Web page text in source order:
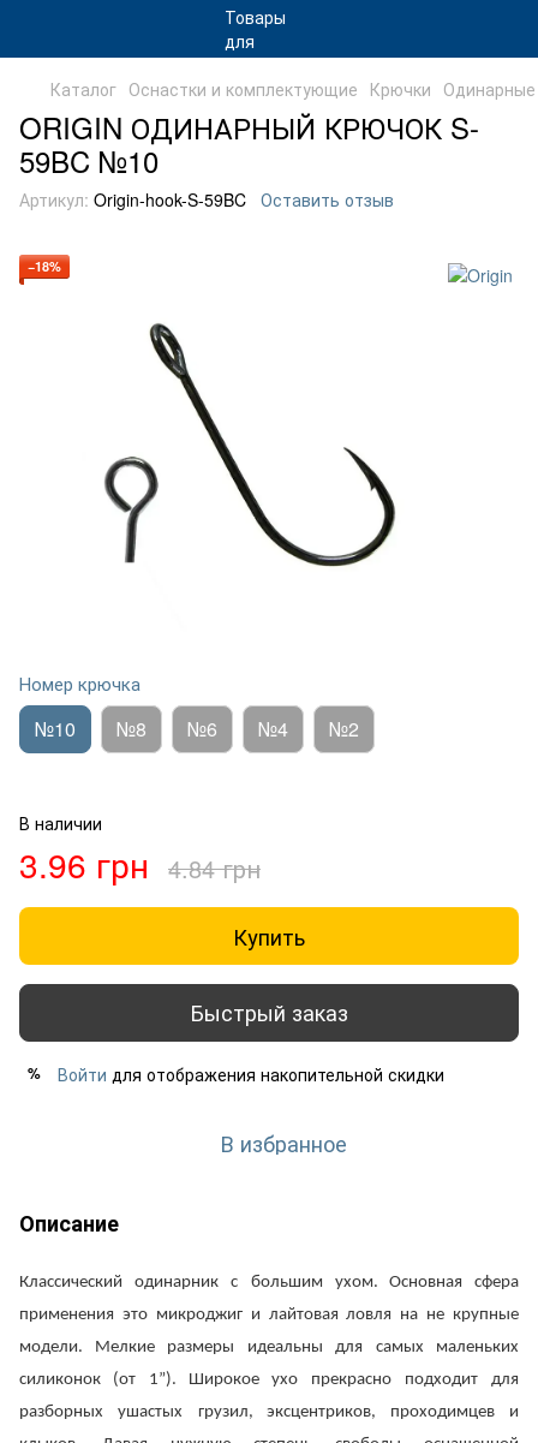
Каталог Оснастки и комплектующие Крючки
ORIGIN ОДИНАРНЫЙ КРЮЧОК S-
59BC №10
Артикул: Origin-hook-S-59BC Оставить отзыв
−18%
Номер крючка
№10 №8 №6 №4 №2
В наличии
3.96 грн 4.84 грн
Купить
Быстрый заказ
% Войти для отображения накопительной скидки
В избранное
Описание
Классический одинарник с большим ухом. Основная
сфера
применения это микроджиг и лайтовая ловля на не крупные
модели. Мелкие размеры идеальны для самых
маленьких
силиконок (от 1”). Широкое ухо прекрасно подходит
для
разборных
ушастых грузил,эксцентриков, проходимцев
и